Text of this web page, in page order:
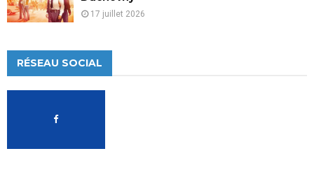
17 juillet 2026
RÉSEAU SOCIAL